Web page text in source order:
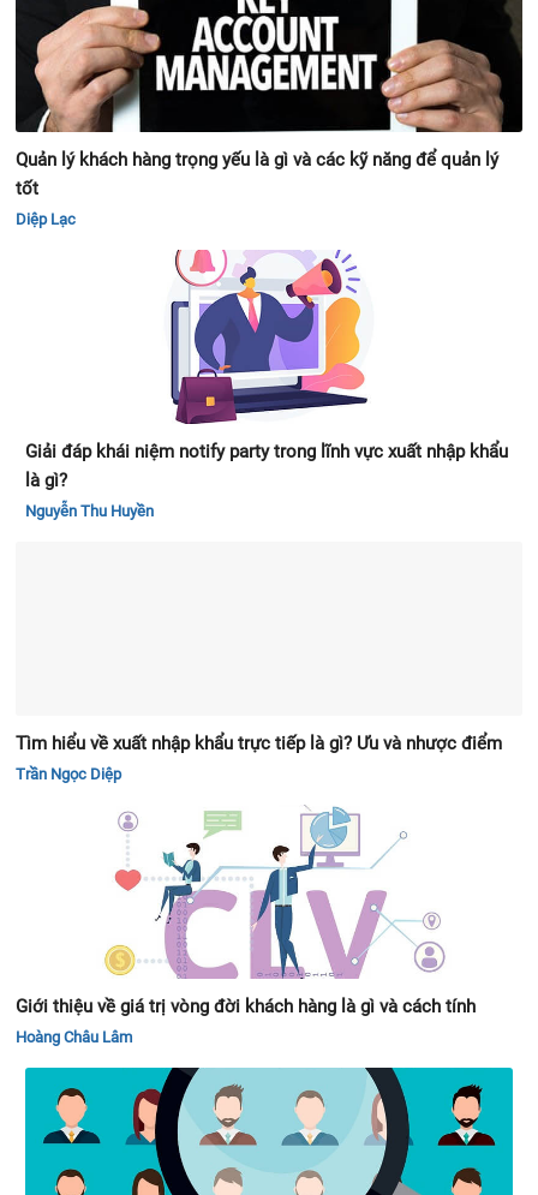
Quản lý khách hàng trọng yếu là gì và các kỹ năng để quản lý
tốt
Diệp Lạc
Giải đáp khái niệm notify party trong lĩnh vực xuất nhập khẩu
là gì?
Nguyễn Thu Huyền
Tìm hiểu về xuất nhập khẩu trực tiếp là gì? Ưu và nhược điểm
Trần Ngọc Diệp
Giới thiệu về giá trị vòng đời khách hàng là gì và cách tính
Hoàng Châu Lâm